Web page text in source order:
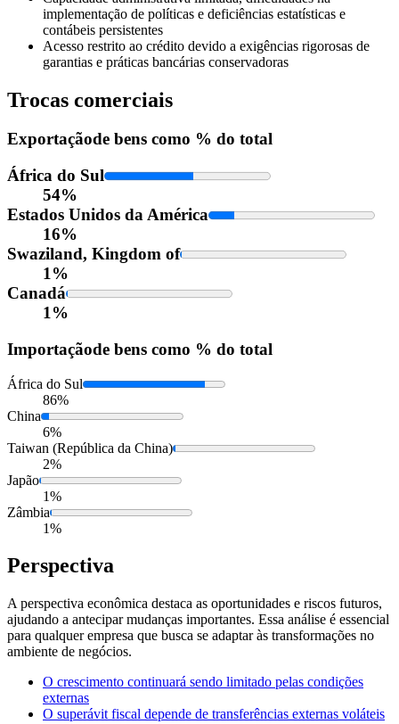
implementação de políticas e deficiências estatísticas e
contábeis persistentes
Acesso restrito ao crédito devido a exigências rigorosas de
garantias e práticas bancárias conservadoras
Trocas comerciais
Exportaçãode bens como % do total
África do Sul
54%
Estados Unidos da América
16%
Swaziland, Kingdom of
1%
Canadá
1%
Importaçãode bens como % do total
África do Sul
86%
China
6%
Taiwan (República da China)
2%
Japão
1%
Zâmbia
1%
Perspectiva
A perspectiva econômica destaca as oportunidades e riscos futuros,
ajudando a antecipar mudanças importantes. Essa análise é essencial
para qualquer empresa que busca se adaptar às transformações no
ambiente de negócios.
O crescimento continuará sendo limitado pelas condições
externas
O superávit fiscal depende de transferências externas voláteis